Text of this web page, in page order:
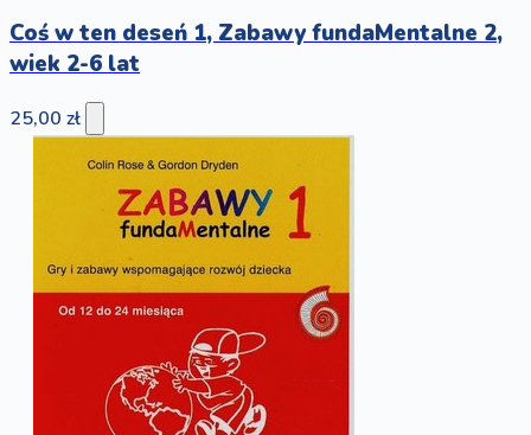
Coś w ten deseń 1, Zabawy fundaMentalne 2,
wiek 2-6 lat
25,00 zł